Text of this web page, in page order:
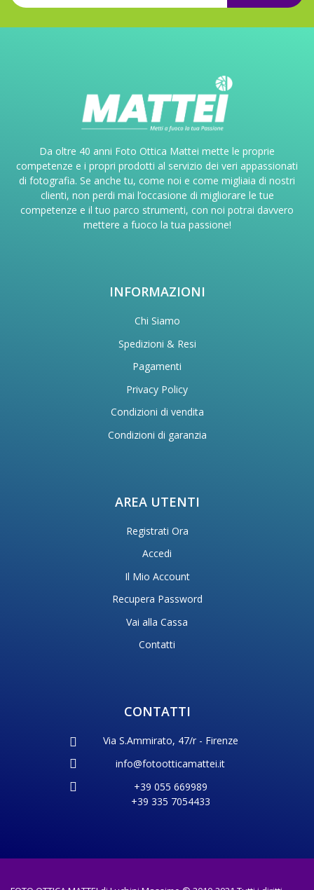
Da oltre 40 anni Foto Ottica Mattei mette le proprie
competenze e i propri prodotti al servizio dei veri appassionati
di fotografia. Se anche tu, come noi e come migliaia di nostri
clienti, non perdi mai l’occasione di migliorare le tue
competenze e il tuo parco strumenti, con noi potrai davvero
mettere a fuoco la tua passione!
INFORMAZIONI
Chi Siamo
Spedizioni & Resi
Pagamenti
Privacy Policy
Condizioni di vendita
Condizioni di garanzia
AREA UTENTI
Registrati Ora
Accedi
Il Mio Account
Recupera Password
Vai alla Cassa
Contatti
CONTATTI
Via S.Ammirato, 47/r - Firenze
info@fotootticamattei.it
+39 055 669989
+39 335 7054433